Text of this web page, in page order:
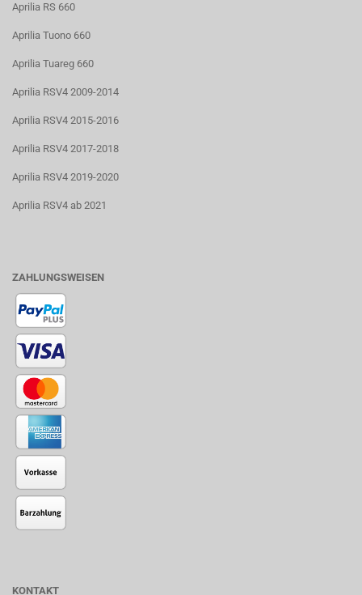
Aprilia RS 660
Aprilia Tuono 660
Aprilia Tuareg 660
Aprilia RSV4 2009-2014
Aprilia RSV4 2015-2016
Aprilia RSV4 2017-2018
Aprilia RSV4 2019-2020
Aprilia RSV4 ab 2021
ZAHLUNGSWEISEN
KONTAKT